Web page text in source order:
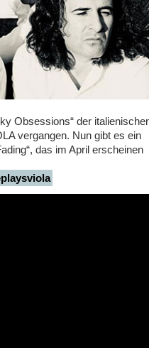
Obsessions“ der
vergangen. Nun gibt es ein
das im April erscheinen